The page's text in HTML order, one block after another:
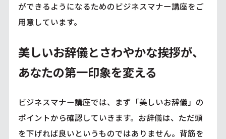
ができるようになるためのビジネスマナー講座をご
用意しています。
美しいお辞儀とさわやかな挨拶が、
あなたの第一印象を変える
ビジネスマナー講座では、まず「美しいお辞儀」の
ポイントから確認していきます。お辞儀は、ただ頭
を下げれば良いというものではありません。背筋を